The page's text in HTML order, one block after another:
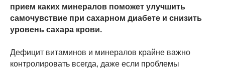
прием каких минералов поможет улучшить
самочувствие при сахарном диабете и снизить
уровень сахара крови.
Дефицит витаминов и минералов крайне важно
контролировать всегда, даже если проблемы